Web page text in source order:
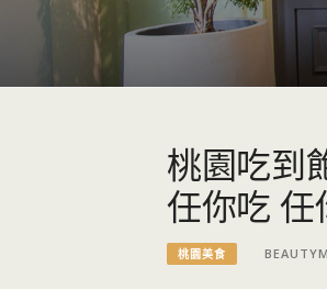
桃園吃到
任你吃 任
桃園美食